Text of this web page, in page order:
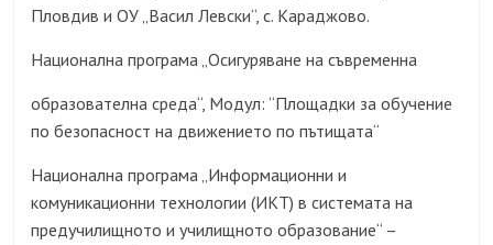
Пловдив и ОУ „Васил Левски“, с. Караджово.
Национална програма „Осигуряване на съвременна
образователна среда“, Модул: “Площадки за обучение
по безопасност на движението по пътищата“
Национална програма „Информационни и
комуникационни технологии (ИКТ) в системата на
предучилищното и училищното образование“ –